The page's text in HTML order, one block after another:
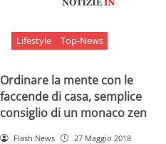
Lifestyle Top-News
Ordinare la mente con le
faccende di casa, semplice
consiglio di un monaco zen
Flash News 27 Maggio 2018